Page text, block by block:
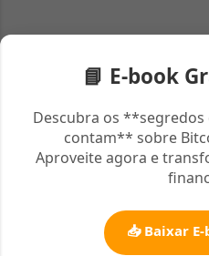
📘 E-book
Descubra os **segredos
contam** sobre
Aproveite agora e
📥 Baixar
n
t